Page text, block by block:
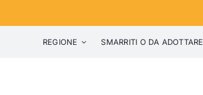
REGIONE SMARRITI O DA ADOTTARE